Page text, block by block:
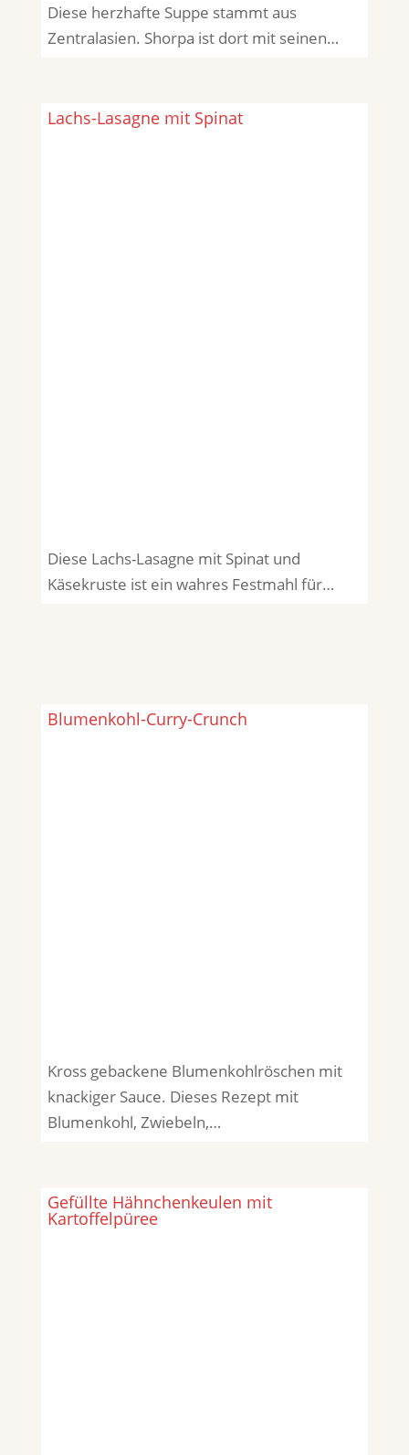
Diese herzhafte Suppe stammt aus
Zentralasien. Shorpa ist dort mit seinen…
Lachs-Lasagne mit Spinat
Diese Lachs-Lasagne mit Spinat und
Käsekruste ist ein wahres Festmahl für…
Blumenkohl-Curry-Crunch
Kross gebackene Blumenkohlröschen mit
knackiger Sauce. Dieses Rezept mit
Blumenkohl, Zwiebeln,…
Gefüllte Hähnchenkeulen mit
Kartoffelpüree